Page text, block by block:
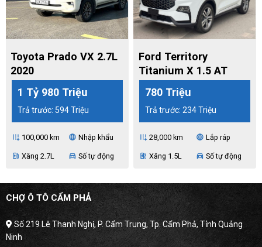
Toyota Prado VX 2.7L
2020
1 Tỷ 980 Triệu
Trả trước: 594 Triệu
add_road 100,000 km language Nhập khẩu
ev_station Xăng 2.7L directions_car Số tự động
Ford Territory
Titanium X 1.5 AT
780 Triệu
Trả trước: 234 Triệu
add_road 28,000 km language Lắp ráp
ev_station Xăng 1.5L directions_car Số tự động
CHỢ Ô TÔ CẨM PHẢ
Số 219 Lê Thanh Nghị, P. Cẩm Trung, Tp. Cẩm Phả, Tỉnh Quảng
Ninh